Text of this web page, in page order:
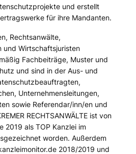
und erstellt
für ihre Mandanten.
Rechtsanwälte,
und Wirtschaftsjuristen
Fachbeiträge, Muster und
und sind in der Aus- und
Unternehmensleitungen,
sowie Referendar/inn/en und
RECHTSANWÄLTE ist von
2019 als TOP Kanzlei im
worden. Außerdem
2018/2019 und